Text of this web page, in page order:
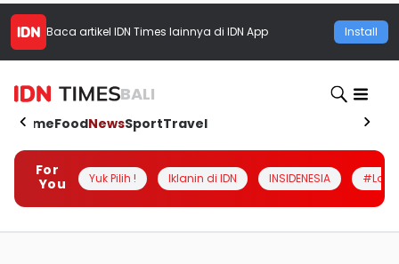
Baca artikel IDN Times lainnya di IDN App Install
BALI
HomeFoodNewsSportTravel
For
You
Yuk Pilih ! Iklanin di IDN INSIDENESIA